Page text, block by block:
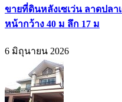
ขายที่ดินหลังเซเว่น ลาดปลา
หน้ากว้าง 40 ม ลึก 17 ม
6 มิถุนายน 2026